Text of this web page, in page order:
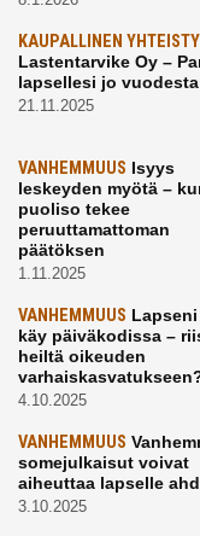
KAUPALLINEN
Lastentarvike Oy –
lapsellesi jo vuodesta
21.11.2025
VANHEMMUUS Isyys
leskeyden myötä –
puoliso tekee
peruuttamattoman
päätöksen
1.11.2025
VANHEMMUUS
käy päiväkodissa –
heiltä oikeuden
4.10.2025
VANHEMMUUS
somejulkaisut voivat
aiheuttaa lapselle
3.10.2025